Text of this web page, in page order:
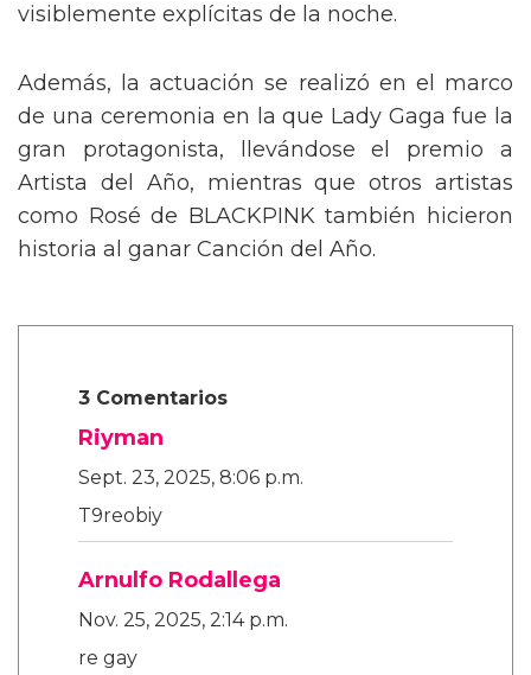
visiblemente explícitas de la noche.
Además, la actuación se realizó en el marco
de una ceremonia en la que Lady Gaga fue la
gran protagonista, llevándose el premio a
Artista del Año, mientras que otros artistas
como Rosé de BLACKPINK también hicieron
historia al ganar Canción del Año.
3 Comentarios
Riyman
Sept. 23, 2025, 8:06 p.m.
T9reobiy
Arnulfo Rodallega
Nov. 25, 2025, 2:14 p.m.
re gay